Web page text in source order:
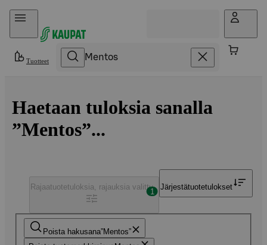
Hyppää sisältöön
Tuotteet
Haetaan tuloksia sanalla
”Mentos”...
Poista hakusana Mentos
Rajaatuotetuloksia, rajauksia valittu
1
Järjestätuotetulokset